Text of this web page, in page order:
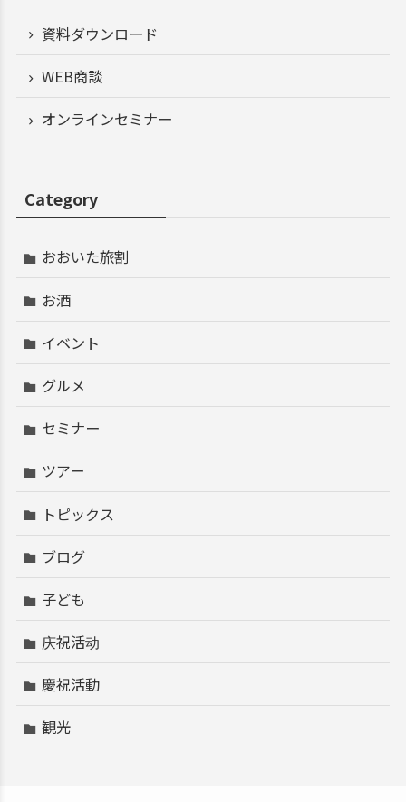
資料ダウンロード
WEB商談
オンラインセミナー
Category
おおいた旅割
お酒
イベント
グルメ
セミナー
ツアー
トピックス
ブログ
子ども
庆祝活动
慶祝活動
観光